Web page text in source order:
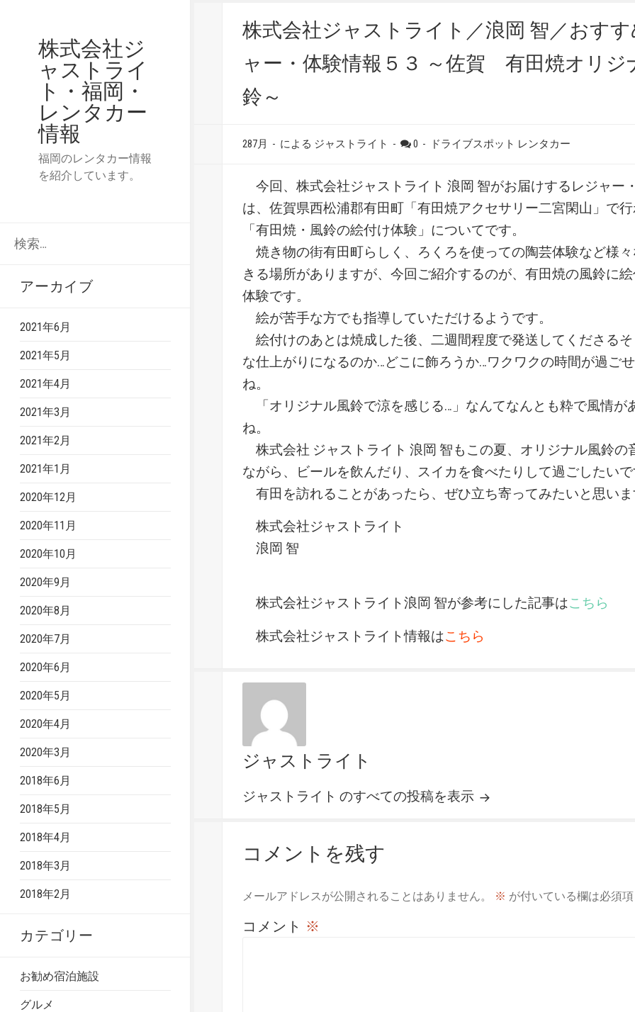
株式会社ジ
ャストライ
ト・福岡・
レンタカー
情報
福岡のレンタカー情報
を紹介しています。
アーカイブ
2021年6月
2021年5月
2021年4月
2021年3月
2021年2月
2021年1月
2020年12月
2020年11月
2020年10月
2020年9月
2020年8月
2020年7月
2020年6月
2020年5月
2020年4月
2020年3月
2018年6月
2018年5月
2018年4月
2018年3月
2018年2月
カテゴリー
お勧め宿泊施設
グルメ
株式会社ジャストライト／浪岡 智／おす
ャー・体験情報５３ ～佐賀 有田焼オリジ
鈴～
287月 - による ジャストライト - 0 - ドライブスポット レンタカー
今回、株式会社ジャストライト 浪岡 智がお届けするレジャー
は、佐賀県西松浦郡有田町「有田焼アクセサリー二宮閑山」で
「有田焼・風鈴の絵付け体験」についてです。
焼き物の街有田町らしく、ろくろを使っての陶芸体験など様
きる場所がありますが、今回ご紹介するのが、有田焼の風鈴に
体験です。
絵が苦手な方でも指導していただけるようです。
絵付けのあとは焼成した後、二週間程度で発送してくださる
な仕上がりになるのか…どこに飾ろうか…ワクワクの時間が過ご
ね。
「オリジナル風鈴で涼を感じる…」なんてなんとも粋で風情が
ね。
株式会社 ジャストライト 浪岡 智もこの夏、オリジナル風鈴の
ながら、ビールを飲んだり、スイカを食べたりして過ごしたい
有田を訪れることがあったら、ぜひ立ち寄ってみたいと思い
株式会社ジャストライト
浪岡 智
株式会社ジャストライト浪岡 智が参考にした記事はこちら
株式会社ジャストライト情報はこちら
ジャストライト
ジャストライト のすべての投稿を表示
コメントを残す
メールアドレスが公開されることはありません。 ※ が付いている欄は必須
コメント ※